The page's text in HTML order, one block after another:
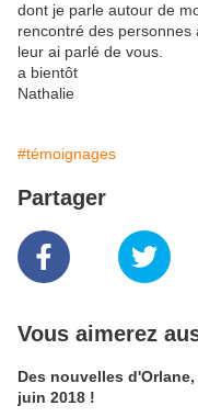
dont je parle autour de
rencontré des
leur ai parlé de vous.
a bientôt
Nathalie
#témoignages
Partager
Vous aimerez
Des nouvelles
juin 2018 !